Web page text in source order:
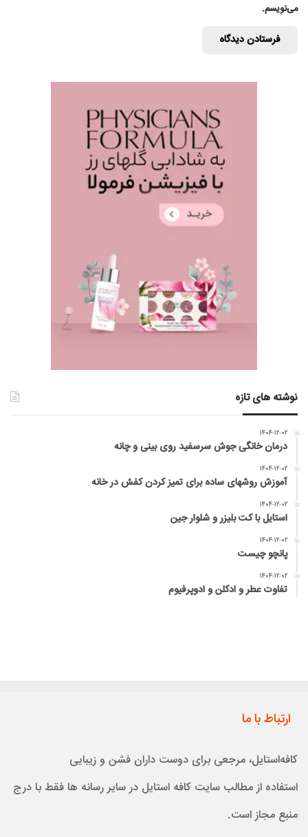
می‌نویسم.
نوشته های تازه
۱۴۰۴-۱۲-۰۲
درمان خانگی جوش سرسفید روی بینی و چانه
۱۴۰۴-۱۲-۰۲
آموزش روشهای ساده برای تمیز کردن کفش در خانه
۱۴۰۴-۱۲-۰۲
استایل با کت بلیزر و شلوار جین
۱۴۰۴-۱۲-۰۲
پانچو چیست
۱۴۰۴-۱۲-۰۲
تفاوت عطر و ادکلن و ادوپرفیوم
ارتباط با ما
کافه‌استایل، مرجعی برای دوست داران فشن و زیبایی
استفاده از مطالب سایت کافه استایل در سایر رسانه ها فقط با درج
منبع مجاز است.